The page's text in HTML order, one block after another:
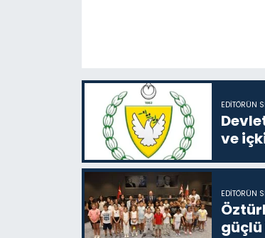
EDITÖRÜN
ve
EDITÖRÜN
güçlü